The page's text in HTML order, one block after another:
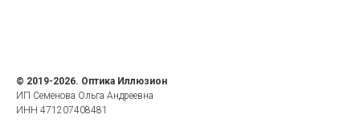
© 2019-2026. Оптика Иллюзион
ИП Семенова Ольга Андреевна
ИНН 471207408481